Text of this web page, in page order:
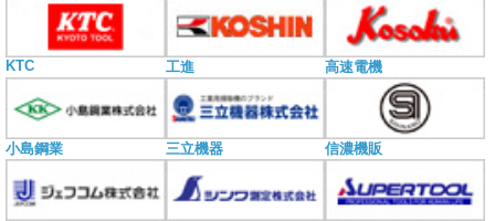
KTC 工進 高速電機
小島鋼業 三立機器 信濃機販